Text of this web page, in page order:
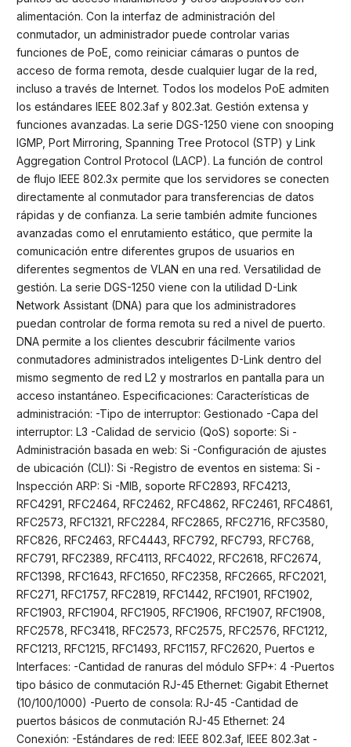
alimentación. Con la interfaz de administración del
conmutador, un administrador puede controlar varias
funciones de PoE, como reiniciar cámaras o puntos de
acceso de forma remota, desde cualquier lugar de la red,
incluso a través de Internet. Todos los modelos PoE admiten
los estándares IEEE 802.3af y 802.3at. Gestión extensa y
funciones avanzadas. La serie DGS-1250 viene con snooping
IGMP, Port Mirroring, Spanning Tree Protocol (STP) y Link
Aggregation Control Protocol (LACP). La función de control
de flujo IEEE 802.3x permite que los servidores se conecten
directamente al conmutador para transferencias de datos
rápidas y de confianza. La serie también admite funciones
avanzadas como el enrutamiento estático, que permite la
comunicación entre diferentes grupos de usuarios en
diferentes segmentos de VLAN en una red. Versatilidad de
gestión. La serie DGS-1250 viene con la utilidad D-Link
Network Assistant (DNA) para que los administradores
puedan controlar de forma remota su red a nivel de puerto.
DNA permite a los clientes descubrir fácilmente varios
conmutadores administrados inteligentes D-Link dentro del
mismo segmento de red L2 y mostrarlos en pantalla para un
acceso instantáneo. Especificaciones: Características de
administración: -Tipo de interruptor: Gestionado -Capa del
interruptor: L3 -Calidad de servicio (QoS) soporte: Si -
Administración basada en web: Si -Configuración de ajustes
de ubicación (CLI): Si -Registro de eventos en sistema: Si -
Inspección ARP: Si -MIB, soporte RFC2893, RFC4213,
RFC4291, RFC2464, RFC2462, RFC4862, RFC2461, RFC4861,
RFC2573, RFC1321, RFC2284, RFC2865, RFC2716, RFC3580,
RFC826, RFC2463, RFC4443, RFC792, RFC793, RFC768,
RFC791, RFC2389, RFC4113, RFC4022, RFC2618, RFC2674,
RFC1398, RFC1643, RFC1650, RFC2358, RFC2665, RFC2021,
RFC271, RFC1757, RFC2819, RFC1442, RFC1901, RFC1902,
RFC1903, RFC1904, RFC1905, RFC1906, RFC1907, RFC1908,
RFC2578, RFC3418, RFC2573, RFC2575, RFC2576, RFC1212,
RFC1213, RFC1215, RFC1493, RFC1157, RFC2620, Puertos e
Interfaces: -Cantidad de ranuras del módulo SFP+: 4 -Puertos
tipo básico de conmutación RJ-45 Ethernet: Gigabit Ethernet
(10/100/1000) -Puerto de consola: RJ-45 -Cantidad de
puertos básicos de conmutación RJ-45 Ethernet: 24
Conexión: -Estándares de red: IEEE 802.3af, IEEE 802.3at -